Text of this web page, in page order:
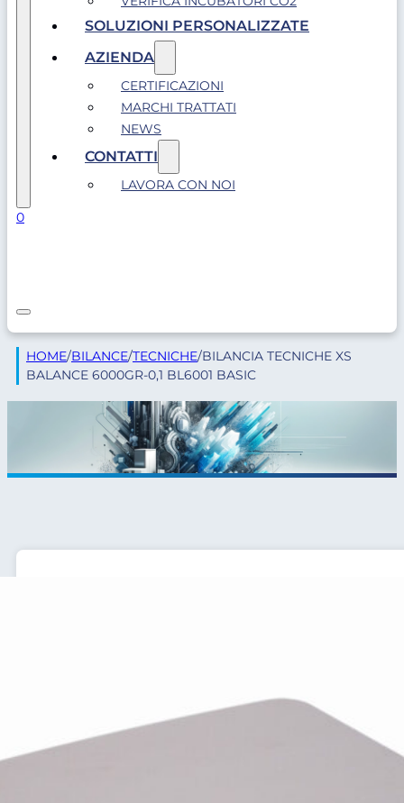
SOLUZIONI PERSONALIZZATE
AZIENDA
CERTIFICAZIONI
MARCHI TRATTATI
NEWS
CONTATTI
LAVORA CON NOI
0
HOME/BILANCE/TECNICHE/BILANCIA TECNICHE XS
BALANCE 6000GR-0,1 BL6001 BASIC